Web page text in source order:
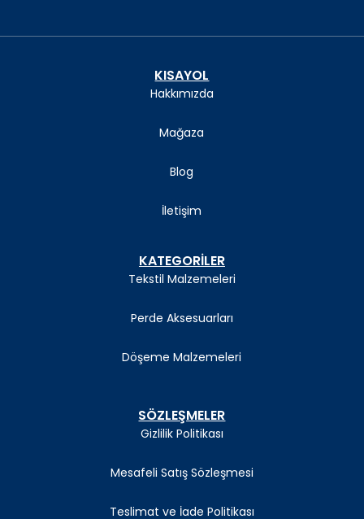
KISAYOL
Hakkımızda
Mağaza
Blog
İletişim
KATEGORİLER
Tekstil Malzemeleri
Perde Aksesuarları
Döşeme Malzemeleri
SÖZLEŞMELER
Gizlilik Politikası
Mesafeli Satış Sözleşmesi
Teslimat ve İade Politikası